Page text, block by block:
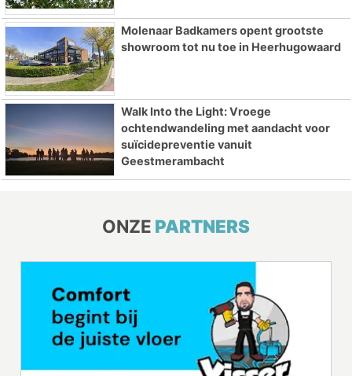
Molenaar Badkamers opent grootste
showroom tot nu toe in Heerhugowaard
Walk Into the Light: Vroege
ochtendwandeling met aandacht voor
suïcidepreventie vanuit
Geestmerambacht
ONZE PARTNERS